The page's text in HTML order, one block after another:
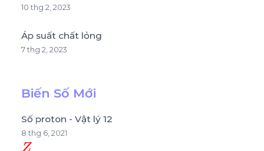
10 thg 2, 2023
Áp suất chất lỏng
7 thg 2, 2023
Biến Số Mới
Số proton - Vật lý 12
8 thg 6, 2021
Z